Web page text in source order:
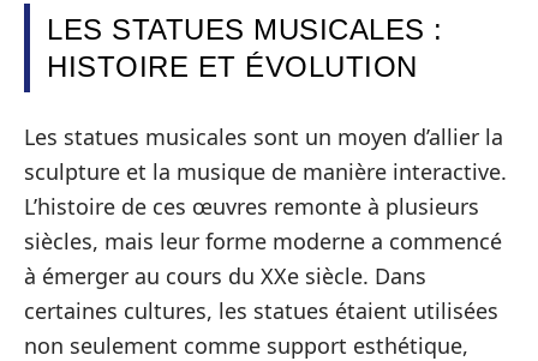
LES STATUES MUSICALES :
HISTOIRE ET ÉVOLUTION
Les statues musicales sont un moyen d’allier la
sculpture et la musique de manière interactive.
L’histoire de ces œuvres remonte à plusieurs
siècles, mais leur forme moderne a commencé
à émerger au cours du XXe siècle. Dans
certaines cultures, les statues étaient utilisées
non seulement comme support esthétique,